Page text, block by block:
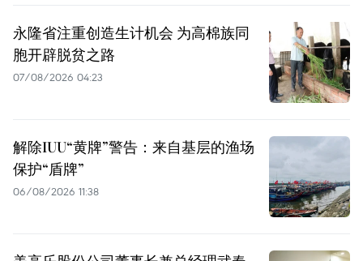
永隆省注重创造生计机会 为高棉族同
胞开辟脱贫之路
07/08/2026 04:23
解除IUU“黄牌”警告：来自基层的渔场
保护“盾牌”
06/08/2026 11:38